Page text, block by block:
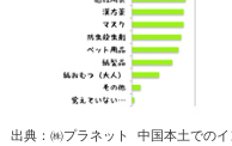
出典：㈱プラネット 中国本土での